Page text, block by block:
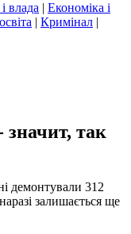
влада | Економіка і
| Кримінал |
так
демонтували 312
залишається ще